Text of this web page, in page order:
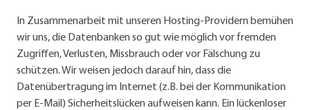
In Zusammenarbeit mit unseren Hosting-Providern bemühen
wir uns, die Datenbanken so gut wie möglich vor fremden
Zugriffen, Verlusten, Missbrauch oder vor Fälschung zu
schützen. Wir weisen jedoch darauf hin, dass die
Datenübertragung im Internet (z.B. bei der Kommunikation
per E-Mail) Sicherheitslücken aufweisen kann. Ein lückenloser